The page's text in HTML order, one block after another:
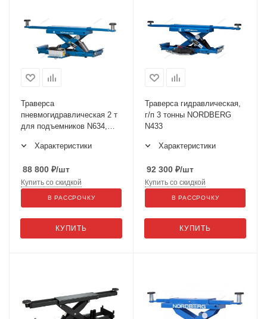
Траверса
пневмогидравлическая 2 т
для подъемников N634,
Характеристики
88 800 ₽/шт
КУПИТЬ
Купить со скидкой
В РАССРОЧКУ
Траверса гидравлическая,
г/п 3 тонны NORDBERG
N433
Характеристики
92 300 ₽/шт
КУПИТЬ
Купить со скидкой
В РАССРОЧКУ